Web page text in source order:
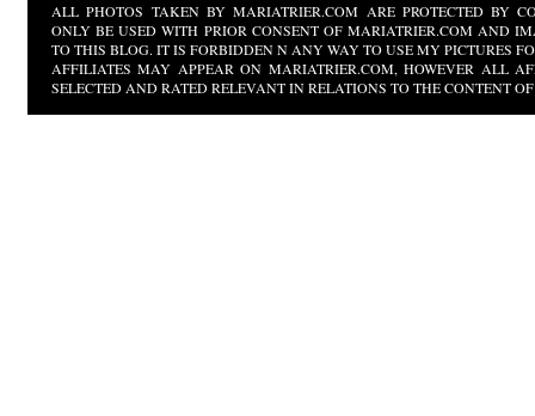
ALL PHOTOS TAKEN BY MARIATRIER.COM ARE PROTECTED BY
ONLY BE USED WITH PRIOR CONSENT OF MARIATRIER.COM AND
TO THIS BLOG. IT IS FORBIDDEN N ANY WAY TO USE MY PICTURES
AFFILIATES MAY APPEAR ON MARIATRIER.COM, HOWEVER ALL
SELECTED AND RATED RELEVANT IN RELATIONS TO THE CONTENT